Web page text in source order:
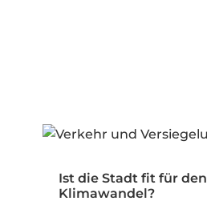
Ist die Stadt fit für den
Klimawandel?